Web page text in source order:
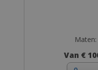
Van €